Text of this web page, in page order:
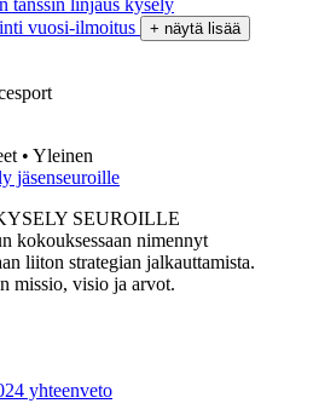
tanssin linjaus kysely
vuosi-ilmoitus + näytä lisää
• Yleinen
jäsenseuroille
SEUROILLE
kokouksessaan nimennyt
liiton strategian jalkauttamista.
missio, visio ja arvot.
yhteenveto